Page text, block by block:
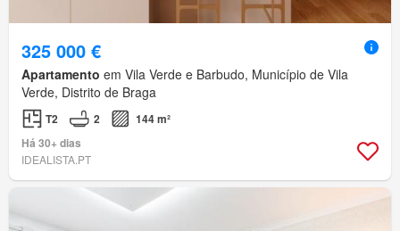
325 000 €
Apartamento em Vila Verde e Barbudo, Município de Vila
Verde, Distrito de Braga
T2 2
144 m²
Há 30+ dias
IDEALISTA.PT